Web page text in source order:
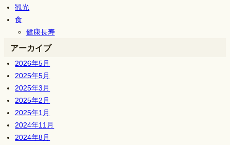
観光
食
健康長寿
アーカイブ
2026年5月
2025年5月
2025年3月
2025年2月
2025年1月
2024年11月
2024年8月